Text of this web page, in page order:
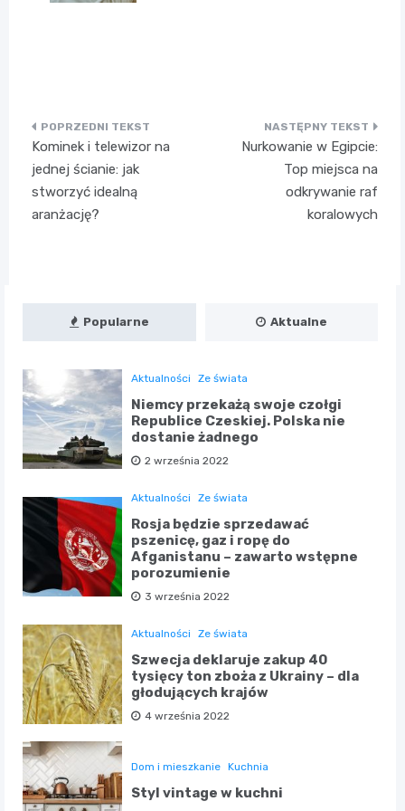
Nawigacja
wpisu
Kominek i telewizor na
jednej ścianie: jak
stworzyć idealną
aranżację?
Nurkowanie w Egipcie:
Top miejsca na
odkrywanie raf
koralowych
Popularne Aktualne
Aktualności Ze świata
Niemcy przekażą swoje czołgi
Republice Czeskiej. Polska nie
dostanie żadnego
2 września 2022
Aktualności Ze świata
Rosja będzie sprzedawać
pszenicę, gaz i ropę do
Afganistanu – zawarto wstępne
porozumienie
3 września 2022
Aktualności Ze świata
Szwecja deklaruje zakup 40
tysięcy ton zboża z Ukrainy – dla
głodujących krajów
4 września 2022
Dom i mieszkanie Kuchnia
Styl vintage w kuchni